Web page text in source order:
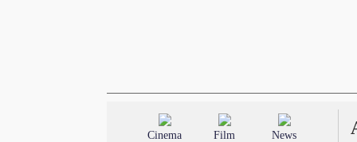
Cinema Film News